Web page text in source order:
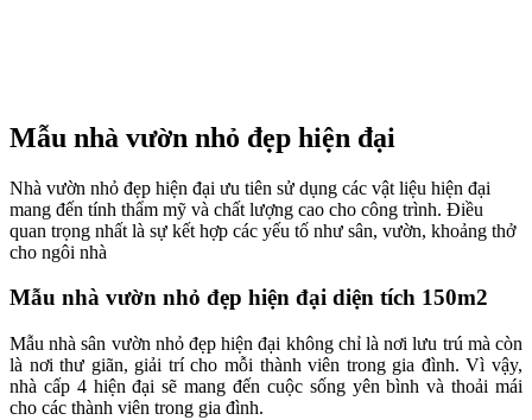
Mẫu nhà vườn nhỏ đẹp hiện đại
Nhà vườn nhỏ đẹp hiện đại ưu tiên sử dụng các vật liệu hiện đại
mang đến tính thẩm mỹ và chất lượng cao cho công trình. Điều
quan trọng nhất là sự kết hợp các yếu tố như sân, vườn, khoảng thở
cho ngôi nhà
Mẫu nhà vườn nhỏ đẹp hiện đại diện tích 150m2
Mẫu nhà sân vườn nhỏ đẹp hiện đại không chỉ là nơi lưu trú mà còn
là nơi thư giãn, giải trí cho mỗi thành viên trong gia đình. Vì vậy,
nhà cấp 4 hiện đại sẽ mang đến cuộc sống yên bình và thoải mái
cho các thành viên trong gia đình.